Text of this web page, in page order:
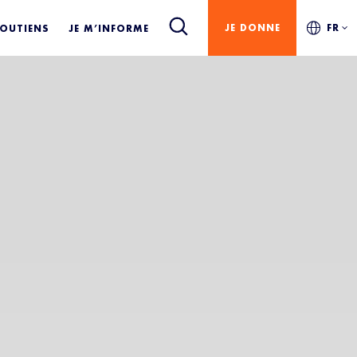
JE M’INFORME JE DONNE FR